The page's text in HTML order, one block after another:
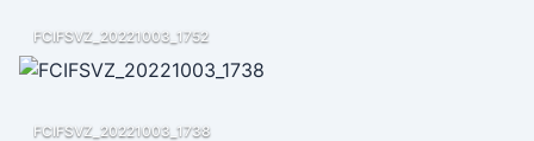
FCIFSVZ_20221003_1752
FCIFSVZ_20221003_1738